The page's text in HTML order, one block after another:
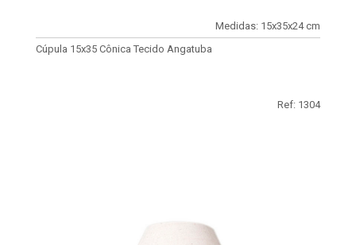
Medidas: 15x35x24 cm
Cúpula 15x35 Cônica Tecido Angatuba
Ref: 1304